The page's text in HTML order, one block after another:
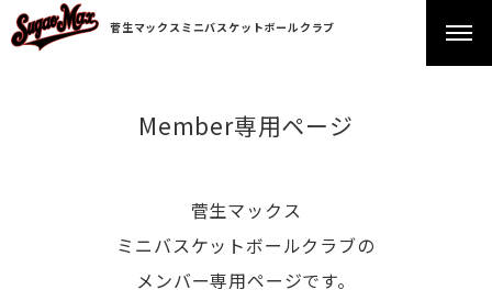
菅生マックスミニバスケットボールクラブ
Member専用ページ
菅生マックス
ミニバスケットボールクラブの
メンバー専用ページです。